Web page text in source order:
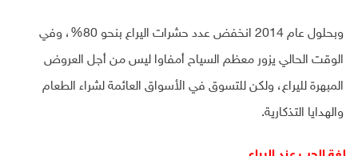
وبحلول عام 2014 انخفض عدد حشرات اليراع بنحو 80%، وفي
الوقت الحالي يزور معظم السياح أمفاوا ليس من أجل العروض
المبهرة لليراع، ولكن للتسوق في الأسواق العائمة لشراء الطعام
والهدايا التذكارية.